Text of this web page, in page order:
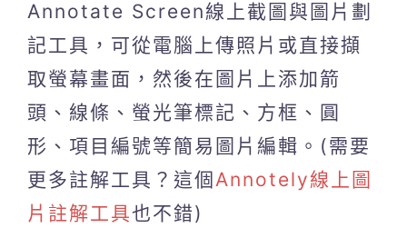
Annotate Screen線上截圖與圖片劃
記工具，可從電腦上傳照片或直接擷
取螢幕畫面，然後在圖片上添加箭
頭、線條、螢光筆標記、方框、圓
形、項目編號等簡易圖片編輯。(需要
更多註解工具？這個Annotely線上圖
片註解工具也不錯)